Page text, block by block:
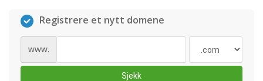
Registrere et nytt domene
www.
Sjekk